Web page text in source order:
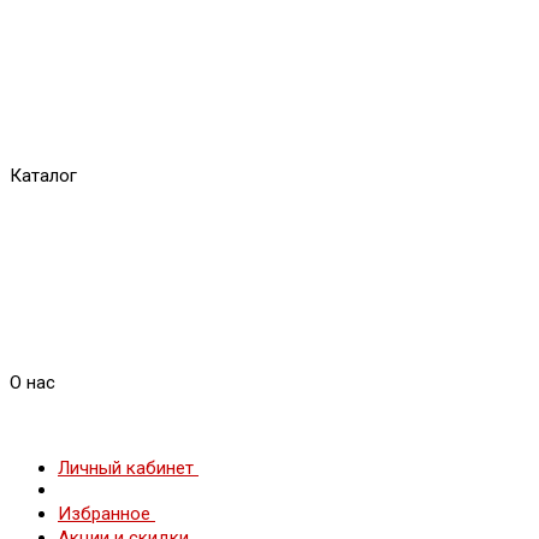
Каталог
О нас
Личный кабинет
Избранное